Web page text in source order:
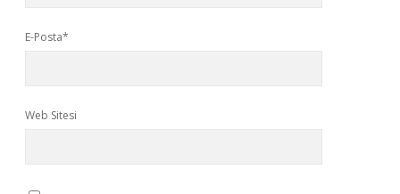
E-Posta*
Web Sitesi